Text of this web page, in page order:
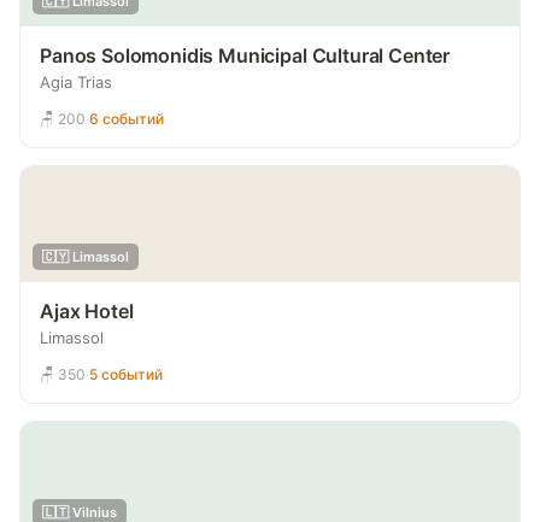
Panos Solomonidis Municipal Cultural Center
Agia Trias
🪑 200·6 событий
🇨🇾 Limassol
Ajax Hotel
Limassol
🪑 350·5 событий
🇱🇹 Vilnius